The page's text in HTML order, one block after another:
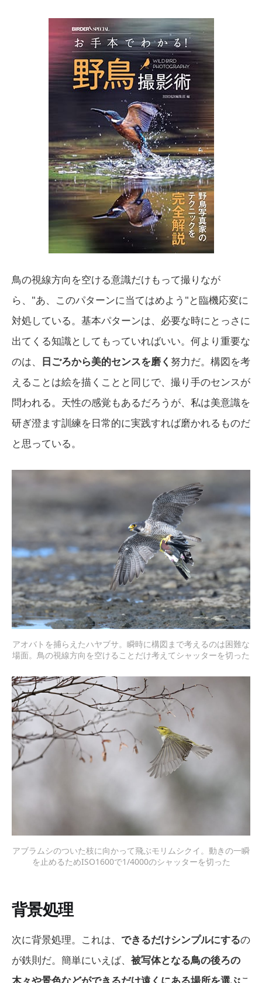
鳥の視線方向を空ける意識だけもって撮りなが
ら、"あ、このパターンに当てはめよう"と臨機応変に
対処している。基本パターンは、必要な時にとっさに
出てくる知識としてもっていればいい。何より重要な
のは、 日ごろから美的センスを磨く 努力だ。構図を考
えることは絵を描くことと同じで、撮り手のセンスが
問われる。天性の感覚もあるだろうが、私は美意識を
研ぎ澄ます訓練を日常的に実践すれば磨かれるものだ
と思っている。
アオバトを捕らえたハヤブサ。瞬時に構図まで考えるのは困難な
場面。鳥の視線方向を空けることだけ考えてシャッターを切った
アブラムシのついた枝に向かって飛ぶモリムシクイ。動きの一瞬
を止めるためISO1600で1/4000のシャッターを切った
背景処理
次に背景処理。これは、 できるだけシンプルにするの
が鉄則だ。簡単にいえば、 被写体となる鳥の後ろの
木々や景色などができるだけ遠くにある場所を選ぶこ